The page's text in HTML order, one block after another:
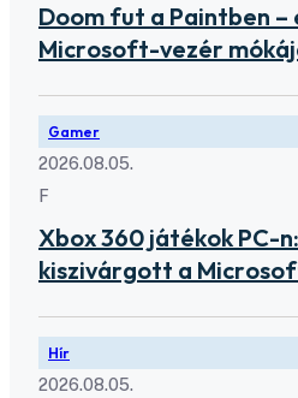
Doom fut a Paintben –
Microsoft-vezér
Gamer
2026.08.05.
F
Xbox 360 játékok PC-n:
kiszivárgott a
Hír
2026.08.05.